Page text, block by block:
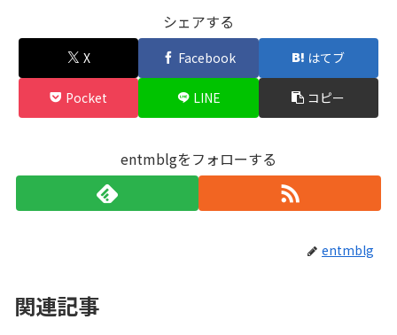
シェアする
X Facebook はてブ
Pocket LINE コピー
entmblgをフォローする
entmblg
関連記事